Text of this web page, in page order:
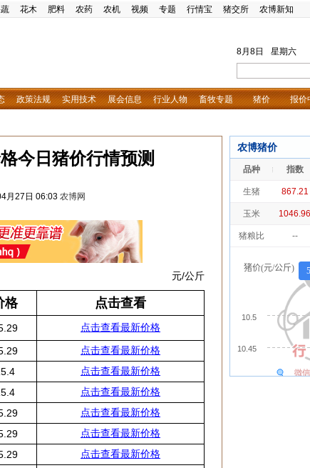
花木 肥料 农药 农机 视频 专题 行情宝 猪交所 农博新知
8月8日 星期六
政策法规 实用技术 展会信息 行业人物 畜牧专题 猪价 报价
今日猪价行情预测
月27日 06:03 农博网
元/公斤
格
点击查看
点击查看最新价格
点击查看最新价格
点击查看最新价格
点击查看最新价格
点击查看最新价格
点击查看最新价格
点击查看最新价格
农博猪价
品种 指数
生猪 867.21
玉米 1046.96
猪粮比 --